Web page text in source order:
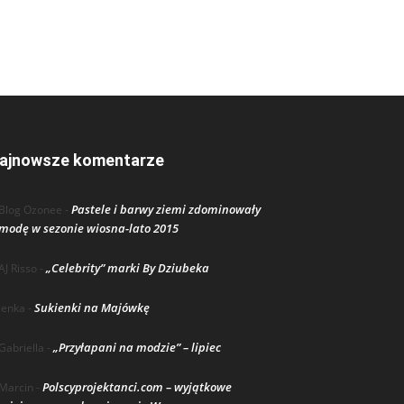
komentarze
Blog Ozonee - Pastele i barwy ziemi zdominowały
w sezonie wiosna-lato 2015
Risso - „Celebrity” marki By Dziubeka
lenka - Sukienki na Majówkę
Gabriella - „Przyłapani na modzie” – lipiec
Marcin - Polscyprojektanci.com – wyjątkowe